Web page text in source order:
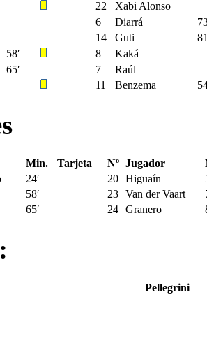
22
Xabi Alonso
6 Diarrá
14 Guti
58′ 8
Kaká
65′ 7
Raúl
11 Benzema
Min. Tarjeta Nº Jugador
24′ 20 Higuaín
58′ 23 Van der Vaart
65′ 24 Granero
Pellegrini